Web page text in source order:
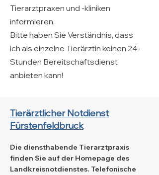
Tierarztpraxen und -kliniken
informieren.
Bitte haben Sie Verständnis, dass
ich als einzelne Tierärztin keinen 24-
Stunden Bereitschaftsdienst
anbieten kann!
Tierärztlicher Notdienst
Fürstenfeldbruck
Die diensthabende Tierarztpraxis
finden Sie auf der Homepage des
Landkreisnotdienstes. Telefonische